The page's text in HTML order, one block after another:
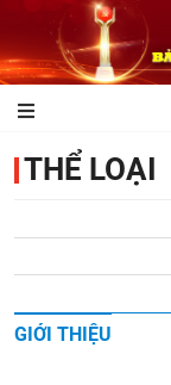
THỂ LOẠI
GIỚI THIỆU